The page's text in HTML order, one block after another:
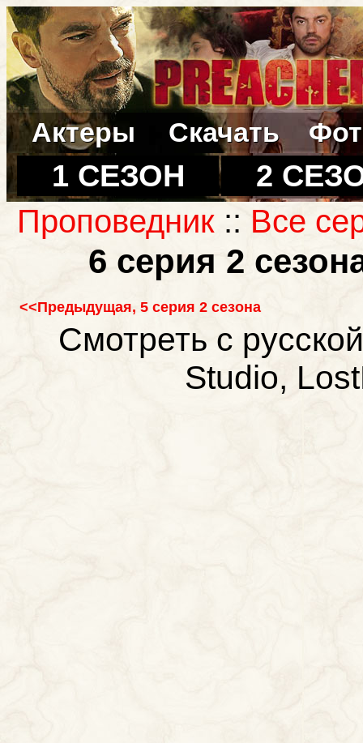
Актеры Скачать
1 СЕЗОН 2
Проповедник :: Все
6 серия 2
<<Предыдущая, 5 серия 2 сезона
Смотреть с
Studio,